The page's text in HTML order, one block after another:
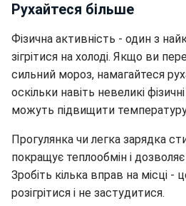
Рухайтеся більше
Фізична активність - один з
зігрітися на холоді. Якщо ви
сильний мороз, намагайтеся
оскільки навіть невеликі
можуть підвищити температуру
Прогулянка чи легка зарядка
покращує теплообмін і
Зробіть кілька вправ на місці
розігрітися і не застудитися.